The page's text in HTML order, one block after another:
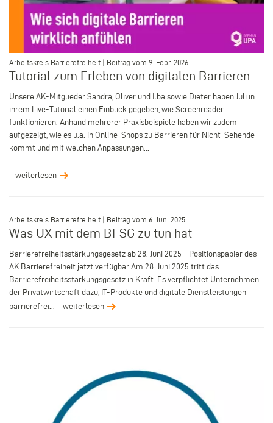
Arbeitskreis Barrierefreiheit | Beitrag vom 9. Febr. 2026
Tutorial zum Erleben von digitalen Barrieren
Unsere AK-Mitglieder Sandra, Oliver und Ilba sowie Dieter haben Juli in
ihrem Live-Tutorial einen Einblick gegeben, wie Screenreader
funktionieren. Anhand mehrerer Praxisbeispiele haben wir zudem
aufgezeigt, wie es u.a. in Online-Shops zu Barrieren für Nicht-Sehende
kommt und mit welchen Anpassungen...
weiterlesen
Arbeitskreis Barrierefreiheit | Beitrag vom 6. Juni 2025
Was UX mit dem BFSG zu tun hat
Barrierefreiheitsstärkungsgesetz ab 28. Juni 2025 - Positionspapier des
AK Barrierefreiheit jetzt verfügbar Am 28. Juni 2025 tritt das
Barrierefreiheitsstärkungsgesetz in Kraft. Es verpflichtet Unternehmen
der Privatwirtschaft dazu, IT-Produkte und digitale Dienstleistungen
barrierefrei...
weiterlesen